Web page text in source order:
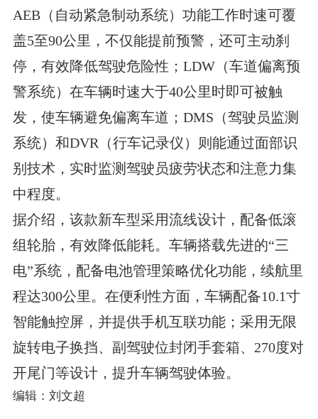
AEB（自动紧急制动系统）功能工作时速可覆
盖5至90公里，不仅能提前预警，还可主动刹
停，有效降低驾驶危险性；LDW（车道偏离预
警系统）在车辆时速大于40公里时即可被触
发，使车辆避免偏离车道；DMS（驾驶员监测
系统）和DVR（行车记录仪）则能通过面部识
别技术，实时监测驾驶员疲劳状态和注意力集
中程度。
据介绍，该款新车型采用流线设计，配备低滚
组轮胎，有效降低能耗。车辆搭载先进的“三
电”系统，配备电池管理策略优化功能，续航里
程达300公里。在便利性方面，车辆配备10.1寸
智能触控屏，并提供手机互联功能；采用无限
旋转电子换挡、副驾驶位封闭手套箱、270度对
开尾门等设计，提升车辆驾驶体验。
编辑：刘文超